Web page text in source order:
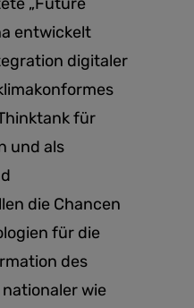
entwickelt
digitaler
für
und als
die Chancen
für die
des
wie